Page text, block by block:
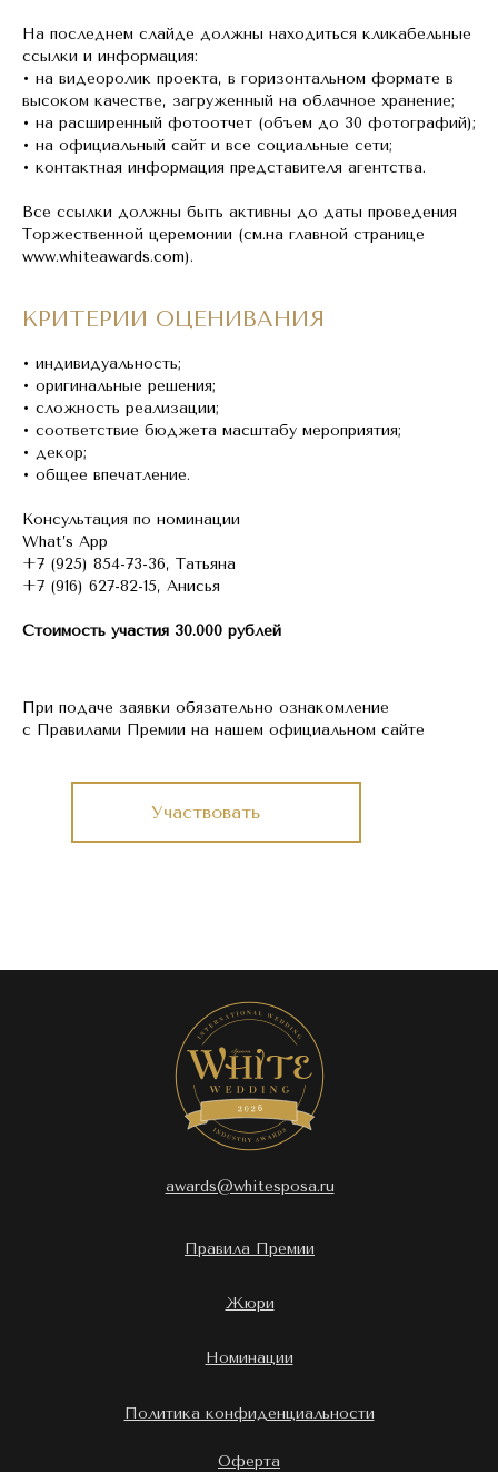
На последнем слайде должны находиться кликабельные
ссылки и информация:
• на видеоролик проекта, в горизонтальном формате в
высоком качестве, загруженный на облачное хранение;
• на расширенный фотоотчет (объем до 30 фотографий);
• на официальный сайт и все социальные сети;
• контактная информация представителя агентства.
Все ссылки должны быть активны до даты проведения
Торжественной церемонии (см.на главной странице
www.whiteawards.com).
КРИТЕРИИ ОЦЕНИВАНИЯ
• индивидуальность;
• оригинальные решения;
• сложность реализации;
• соответствие бюджета масштабу мероприятия;
• декор;
• общее впечатление.
Консультация по номинации
What’s App
+7 (925) 854-73-36, Татьяна
+7 (916) 627-82-15, Анисья
Стоимость участия 30.000 рублей
При подаче заявки обязательно ознакомление
с Правилами Премии на нашем официальном сайте
Участвовать
awards@whitesposa.ru
Жюри
Номинации
Политика конфиденциальности
Правила Премии
Оферта